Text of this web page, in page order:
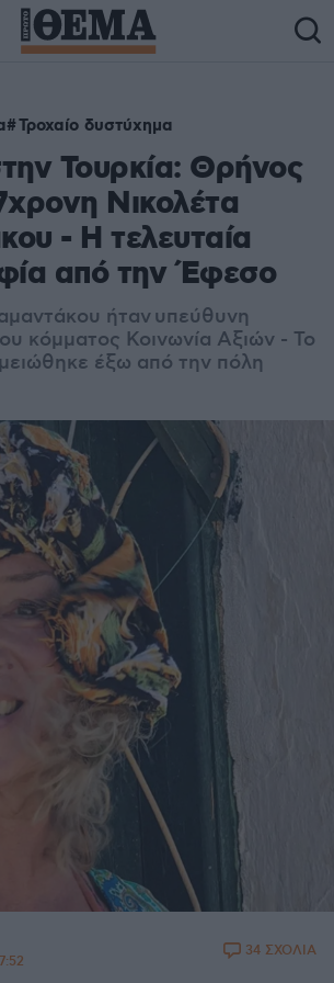
Τροχαίο δυστύχημα
Τουρκία: Θρήνος
Νικολέτα
- Η τελευταία
από την Έφεσο
ήτανυπεύθυνη
κόμματος Κοινωνία Αξιών - Το
έξω από την πόλη
34 ΣΧΟΛΙΑ